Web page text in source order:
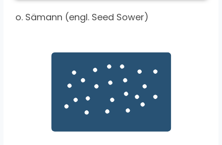
o. Sämann (engl. Seed Sower)